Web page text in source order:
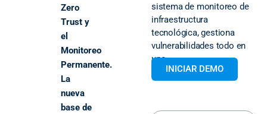
Zero
Trust y
el
Monitoreo
Permanente.
La
nueva
base de
sistema de monitoreo de
infraestructura
tecnológica, gestiona
vulnerabilidades todo en
uno.
INICIAR DEMO